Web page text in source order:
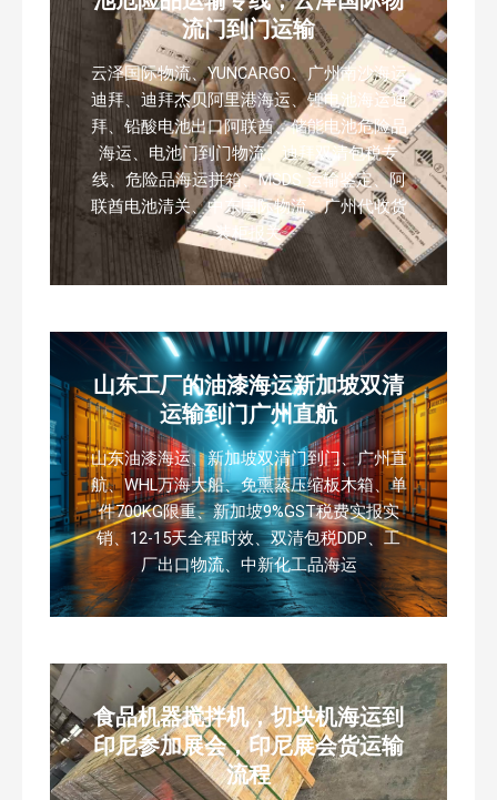
流门到门运输
云泽国际物流、YUNCARGO、广州南沙海运
迪拜、迪拜杰贝阿里港海运、锂电池海运迪
拜、铅酸电池出口阿联酋、储能电池危险品
海运、电池门到门物流、迪拜双清包税专
线、危险品海运拼箱、MSDS 运输鉴定、阿
联酋电池清关、中东国际物流、广州代收货
装柜报关
山东工厂的油漆海运新加坡双清
运输到门广州直航
山东油漆海运、新加坡双清门到门、广州直
航、WHL万海大船、免熏蒸压缩板木箱、单
件700KG限重、新加坡9%GST税费实报实
销、12-15天全程时效、双清包税DDP、工
厂出口物流、中新化工品海运
食品机器搅拌机，切块机海运到
印尼参加展会，印尼展会货运输
流程